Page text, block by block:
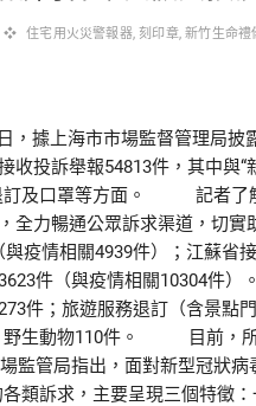
住宅用火災警報器,刻印章,新竹生命禮
，據上海市市場監督管理局披
收投訴舉報54813件，其中與
訂及口罩等方面。 記者了解
全力暢通公眾訴求渠道，
疫情相關4939件）；江蘇省
件（與疫情相關10304
件；旅遊服務退訂（含景點
野生動物110件。 目前，所
局指出，面對新型冠狀病毒
類訴求，主要呈現三個特徵